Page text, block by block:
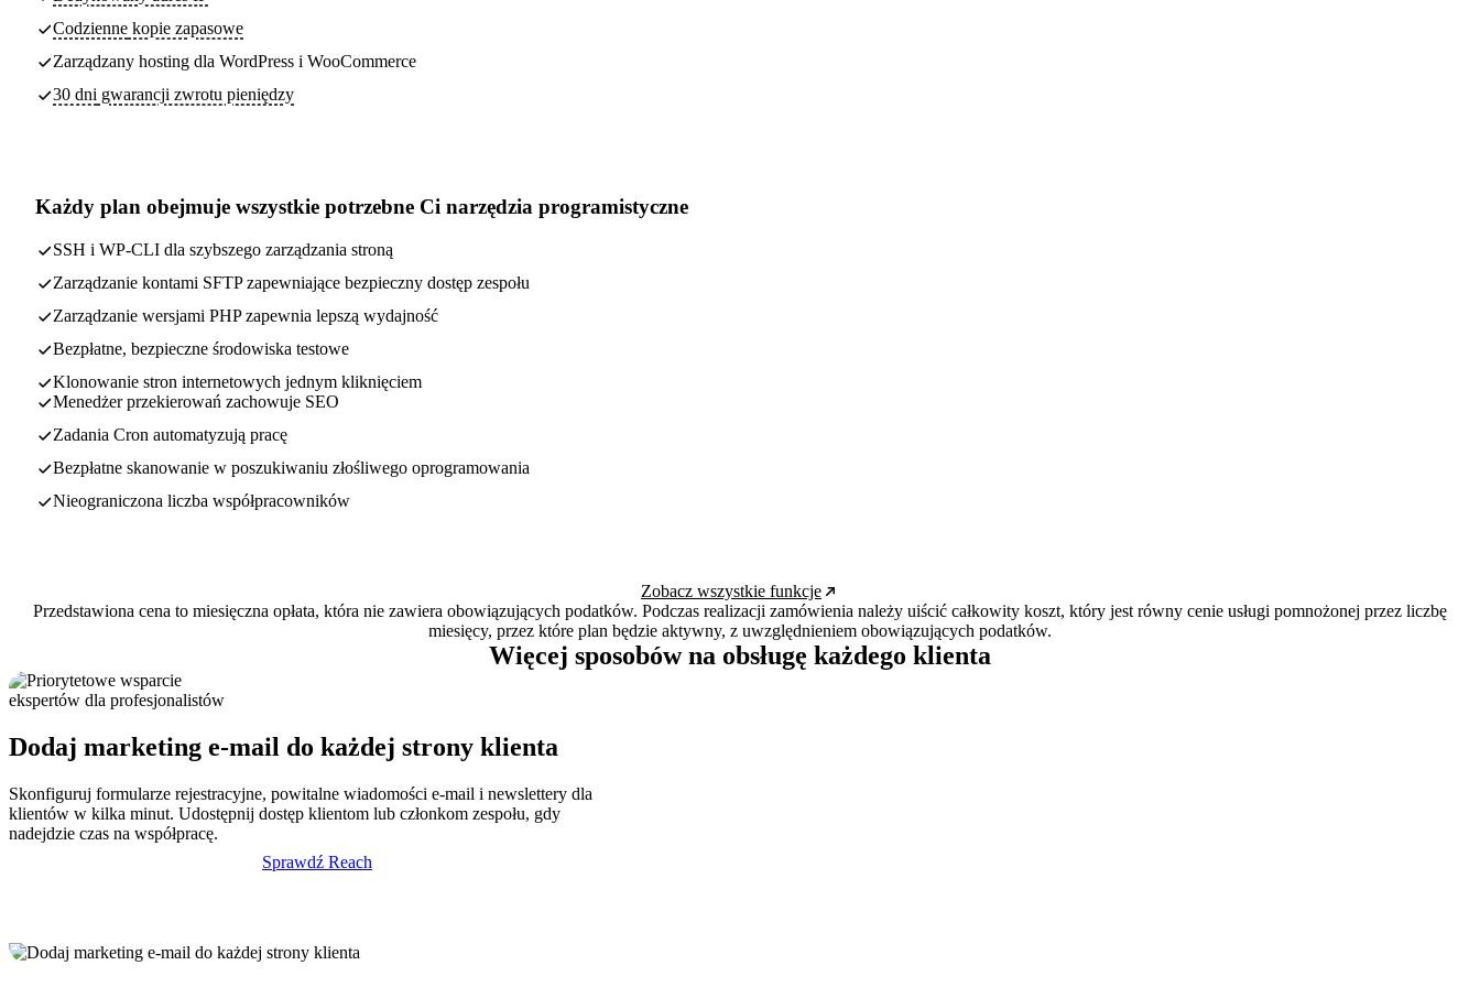
Codzienne kopie zapasowe
Zarządzany hosting dla WordPress i WooCommerce
30 dni gwarancji zwrotu pieniędzy
Każdy plan obejmuje wszystkie potrzebne Ci narzędzia programistyczne
SSH i WP-CLI dla szybszego zarządzania stroną
Zarządzanie kontami SFTP zapewniające bezpieczny dostęp zespołu
Zarządzanie wersjami PHP zapewnia lepszą wydajność
Bezpłatne, bezpieczne środowiska testowe
Klonowanie stron internetowych jednym kliknięciem
Menedżer przekierowań zachowuje SEO
Zadania Cron automatyzują pracę
Bezpłatne skanowanie w poszukiwaniu złośliwego oprogramowania
Nieograniczona liczba współpracowników
Zobacz wszystkie funkcje
Przedstawiona cena to miesięczna opłata, która nie zawiera obowiązujących podatków. Podczas realizacji zamówienia należy uiścić całkowity koszt, który jest równy cenie usługi pomnożonej przez liczbę
miesięcy, przez które plan będzie aktywny, z uwzględnieniem obowiązujących podatków.
Więcej sposobów na obsługę każdego klienta
Dodaj marketing e-mail do każdej strony klienta
Skonfiguruj formularze rejestracyjne, powitalne wiadomości e-mail i newslettery dla
klientów w kilka minut. Udostępnij dostęp klientom lub członkom zespołu, gdy
nadejdzie czas na współpracę.
Sprawdź Reach